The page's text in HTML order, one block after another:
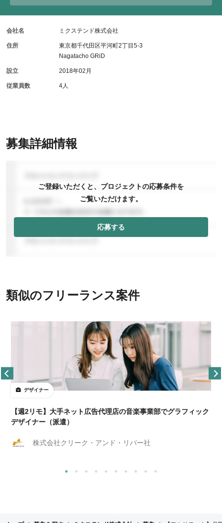
募集詳細情報
ご登録いただくと、プロジェクトの応募条件を
ご覧いただけます。
応募する
会社名 ミクステンド株式会社
住所
東京都千代田区平河町2丁目5-3
Nagatacho GRiD
設立 2018年02月
従業員数 4人
類似のフリーランス案件
デザイナー
【週2リモ】大手ネット広告代理店の音楽事業部でグラフィック
デザイナー（派遣）
株式会社クリーク・アンド・リバー社